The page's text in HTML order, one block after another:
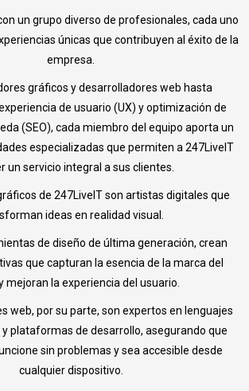
un grupo diverso de profesionales, cada uno
únicas que contribuyen al éxito de la
empresa.
gráficos y desarrolladores web hasta
de usuario (UX) y optimización de
(SEO), cada miembro del equipo aporta un
especializadas que permiten a 247LiveIT
un servicio integral a sus clientes.
de 247LiveIT son artistas digitales que
ideas en realidad visual.
de diseño de última generación, crean
que capturan la esencia de la marca del
mejoran la experiencia del usuario.
web, por su parte, son expertos en lenguajes
plataformas de desarrollo, asegurando que
sin problemas y sea accesible desde
cualquier dispositivo.